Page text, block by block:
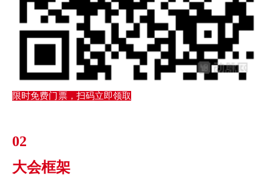
限时免费门票，扫码立即领取
02
大会框架